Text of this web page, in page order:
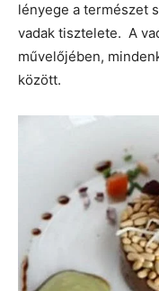
lényege a természet
vadak tisztelete. A
művelőjében,
között.